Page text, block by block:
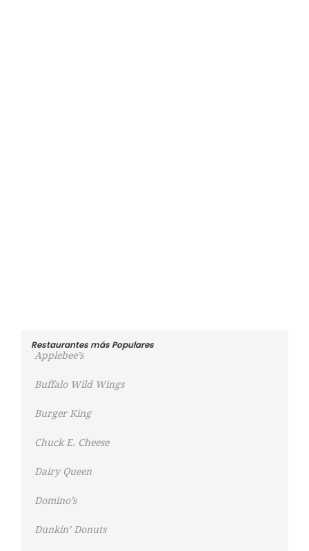
Restaurantes más Populares
Applebee’s
Buffalo Wild Wings
Burger King
Chuck E. Cheese
Dairy Queen
Domino’s
Dunkin’ Donuts